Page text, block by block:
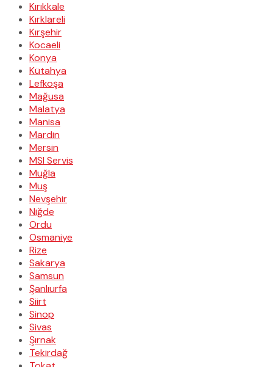
Kırıkkale
Kırklareli
Kırşehir
Kocaeli
Konya
Kütahya
Lefkoşa
Mağusa
Malatya
Manisa
Mardin
Mersin
MSI Servis
Muğla
Muş
Nevşehir
Niğde
Ordu
Osmaniye
Rize
Sakarya
Samsun
Şanlıurfa
Siirt
Sinop
Sivas
Şırnak
Tekirdağ